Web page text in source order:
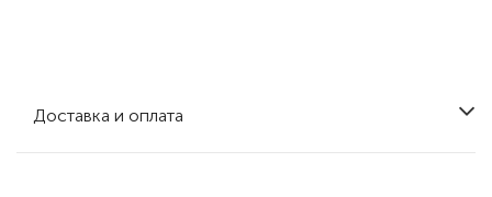
Доставка и оплата